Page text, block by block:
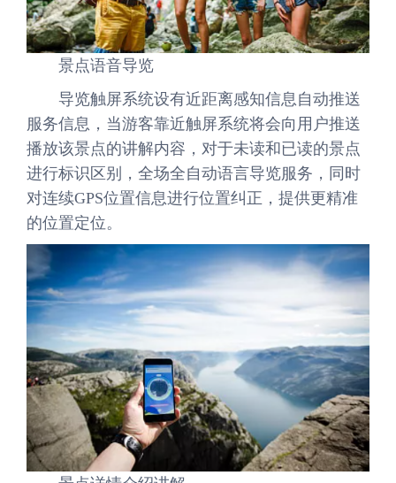
景点语音导览
导览触屏系统设有近距离感知信息自动推送
服务信息，当游客靠近触屏系统将会向用户推送
播放该景点的讲解内容，对于未读和已读的景点
进行标识区别，全场全自动语言导览服务，同时
对连续GPS位置信息进行位置纠正，提供更精准
的位置定位。